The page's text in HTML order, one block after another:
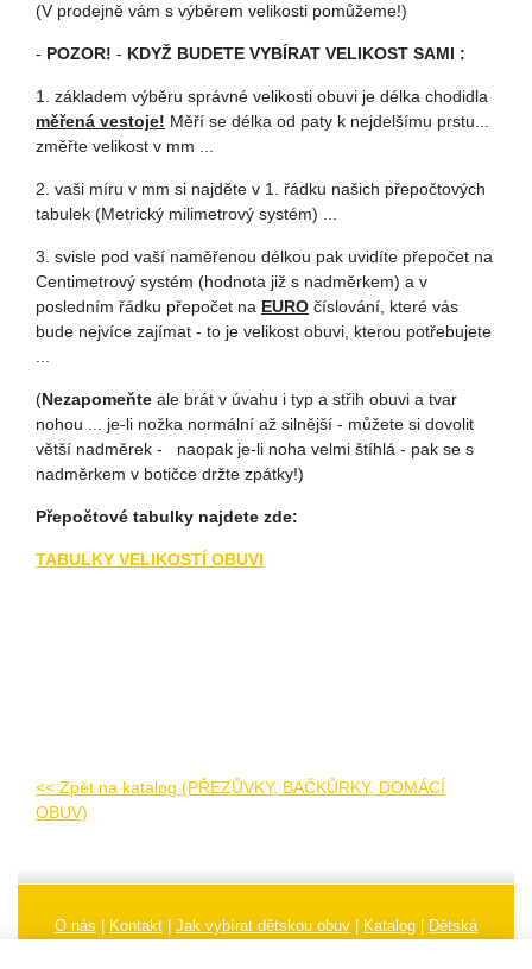
(V prodejně vám s výběrem velikosti pomůžeme!)
- POZOR! - KDYŽ BUDETE VYBÍRAT VELIKOST SAMI :
1. základem výběru správné velikosti obuvi je délka chodidla
měřená vestoje! Měří se délka od paty k nejdelšímu prstu...
změřte velikost v mm ...
2. vaši míru v mm si najděte v 1. řádku našich přepočtových
tabulek (Metrický milimetrový systém) ...
3. svisle pod vaší naměřenou délkou pak uvidíte přepočet na
Centimetrový systém (hodnota již s nadměrkem) a v
posledním řádku přepočet na EURO číslování, které vás
bude nejvíce zajímat - to je velikost obuvi, kterou potřebujete
(Nezapomeňte ale brát v úvahu i typ a střih obuvi a tvar
nohou ... je-li nožka normální až silnější - můžete si dovolit
větší nadměrek - naopak je-li noha velmi štíhlá - pak se s
nadměrkem v botičce držte zpátky!)
Přepočtové tabulky najdete zde:
TABULKY VELIKOSTÍ OBUVI
<< Zpět na katalog (PŘEZŮVKY, BAČKŮRKY, DOMÁCÍ
OBUV)
O nás Kontakt Jak vybírat dětskou obuv Katalog
Dětská